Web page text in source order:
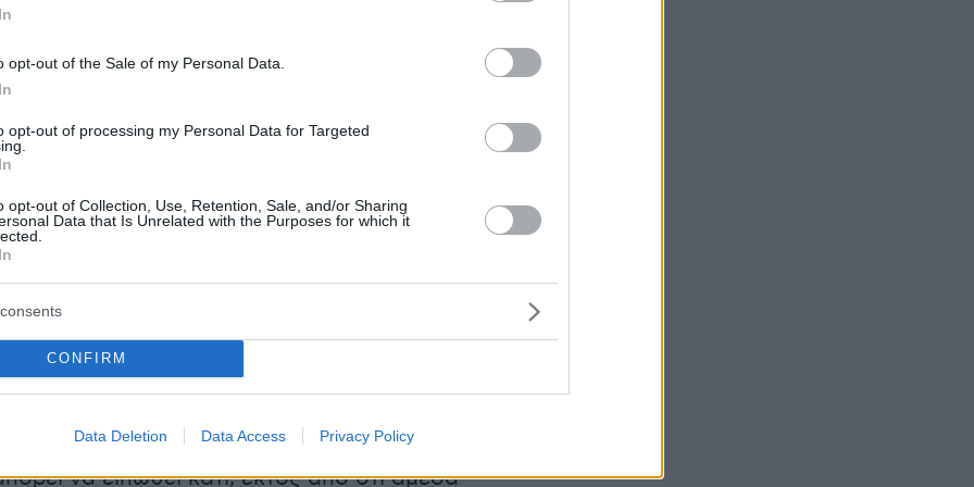
opt-out of the Sale of my Personal Data.
opt-out of processing my Personal Data for Targeted
opt-out of Collection, Use, Retention, Sale, and/or Sharing
Data that Is Unrelated with the Purposes for which it
CONFIRM
Data Deletion Data Access Privacy Policy
φήμη που συνοδεύει το ταλέντο του. Ξέρετε
έχει κάνει στην καριέρα του, αλλά είναι έναν
απόφαση που είναι καλή και για τους δύο. Και
ξαναμπεί στο μπάσκετ και για εμάς να
παίκτη με την ποιότητα του. Το πόσο
δώσει λύσεις είναι αμφίβολο. Αλλά
για Έλληνα παίκτη σε πολύ καλή ηλικία,
δούμε αν μπορούμε να συνεργαστούμε του
που έχουν πέσει πάνω του. Αυτή την
να ειπωθεί κάτι, εκτός από ότι άμεσα